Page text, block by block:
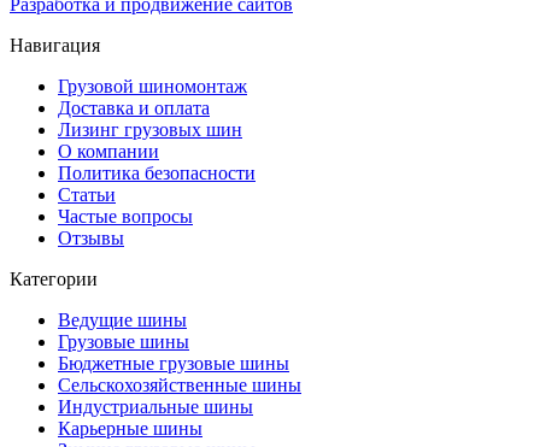
Разработка и продвижение сайтов
Навигация
Грузовой шиномонтаж
Доставка и оплата
Лизинг грузовых шин
О компании
Политика безопасности
Статьи
Частые вопросы
Отзывы
Категории
Ведущие шины
Грузовые шины
Бюджетные грузовые шины
Сельскохозяйственные шины
Индустриальные шины
Карьерные шины